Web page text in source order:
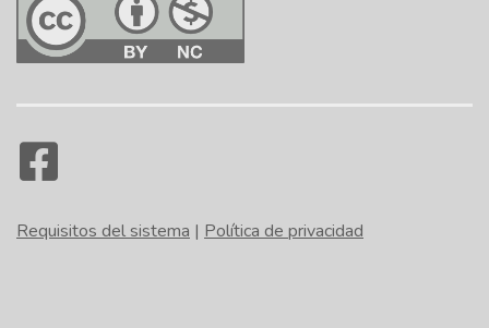
Requisitos del sistema | Política de privacidad